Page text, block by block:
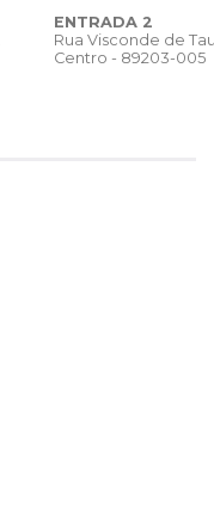
ENTRADA 2
Rua Visconde de
Centro - 89203-005